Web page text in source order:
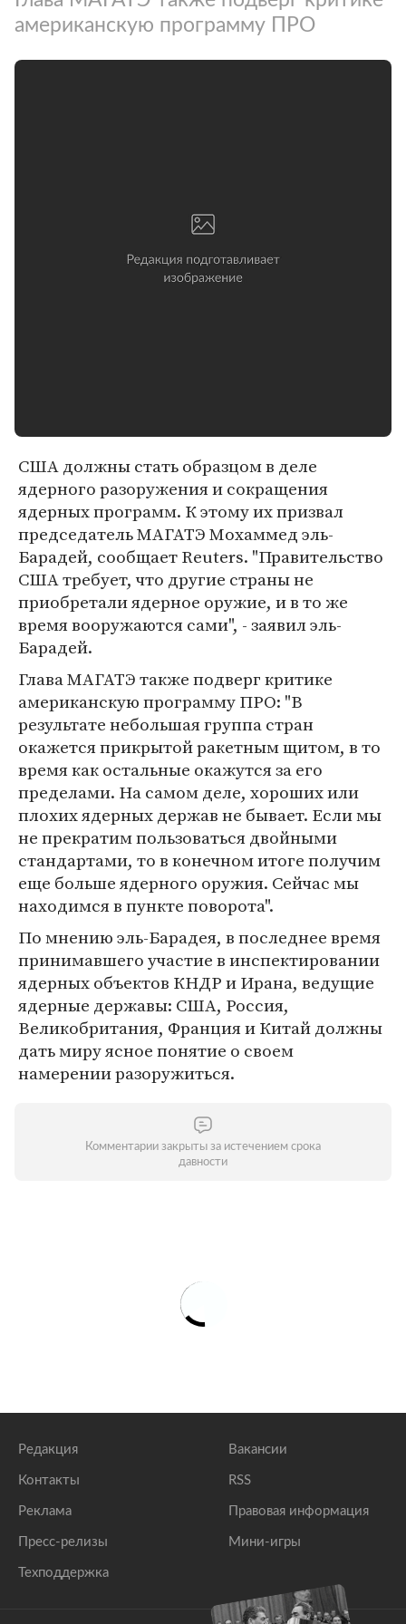
американскую программу ПРО
США должны стать образцом в деле
ядерного разоружения и сокращения
ядерных программ. К этому их призвал
председатель МАГАТЭ Мохаммед эль-
Барадей, сообщает Reuters. "Правительство
США требует, что другие страны не
приобретали ядерное оружие, и в то же
время вооружаются сами", - заявил эль-
Барадей.
Глава МАГАТЭ также подверг критике
американскую программу ПРО: "В
результате небольшая группа стран
окажется прикрытой ракетным щитом, в то
время как остальные окажутся за его
пределами. На самом деле, хороших или
плохих ядерных держав не бывает. Если мы
не прекратим пользоваться двойными
стандартами, то в конечном итоге получим
еще больше ядерного оружия. Сейчас мы
находимся в пункте поворота".
По мнению эль-Барадея, в последнее время
принимавшего участие в инспектировании
ядерных объектов КНДР и Ирана, ведущие
ядерные державы: США, Россия,
Великобритания, Франция и Китай должны
дать миру ясное понятие о своем
намерении разоружиться.
Комментарии закрыты за истечением срока
давности
Редакция
Контакты
Реклама
Пресс-релизы
Техподдержка
Вакансии
RSS
Правовая информация
Мини-игры